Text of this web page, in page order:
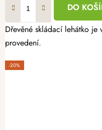
DO
Dřevěné skládací lehátko
provedení.
-20%